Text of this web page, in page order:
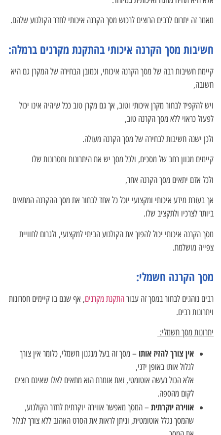
מאמר זה יתרום לרבים הרוצים לרכוש מסך הקרנה איכותי לחדר הקולנוע שלהם.
חשיבות מסך הקרנה איכותי בהתקנת מקרנים ברמלה:
קיימת חשיבות רבה של מסך הקרנה איכותי, וכמובן הבחירה של המקרן גם היא
חשובה,
ויש להקפיד לבחור מקרן איכותי וטוב, אך גם מקרן טוב ככל שיהיה אינו יכול
לפעול כראוי ללא מסך הקרנה טוב,
ולכן ישנה חשיבות לבחירה של מסך הקרנה מעולה.
קיימים מגוון רחב של מסכים, ולכל מסך יש את היתרונות וחסרונות שלו
ולכל אדם יתאים מסך הקרנה אחר,
אך בעזרת מידע איכותי ומקצועי יוכל כל אחד לבחור את מסך ההקרנה המתאים
ביותר לצרכיו ולתקציב שלו.
מסך הקרנה איכותי יכול להפוך את הקולנוע הביתי למקצועי, ולגרום לחוויית
צפייה מושלמת.
מסך הקרנה חשמלי:
רבים נוהגים לבחור במסך זה עבורהתקנת מקרנים, אף שגם בו קיימים חסרונות
ויתרונות רבים.
יתרונות מסך חשמלי:
אין צורך להזיז אותו – מסך זה בעל מנגנון חשמלי, כלומר אין צורך
לגלול אותו באופן ידני,
אלא הכול נעשה אוטומטי, זאת אומרת הוא מתאים לאלו שאינם רוצים
לקום מהספה.
אווירה יוקרתית – המסך מאפשר אווירה יוקרתית לחדר הקולנוע,
שהמסך נגלל אוטומטית, וניתן לראות את הסרט האהוב ללא צורך לגלול